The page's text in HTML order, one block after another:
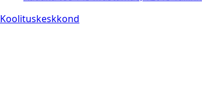
Koolituskeskkond